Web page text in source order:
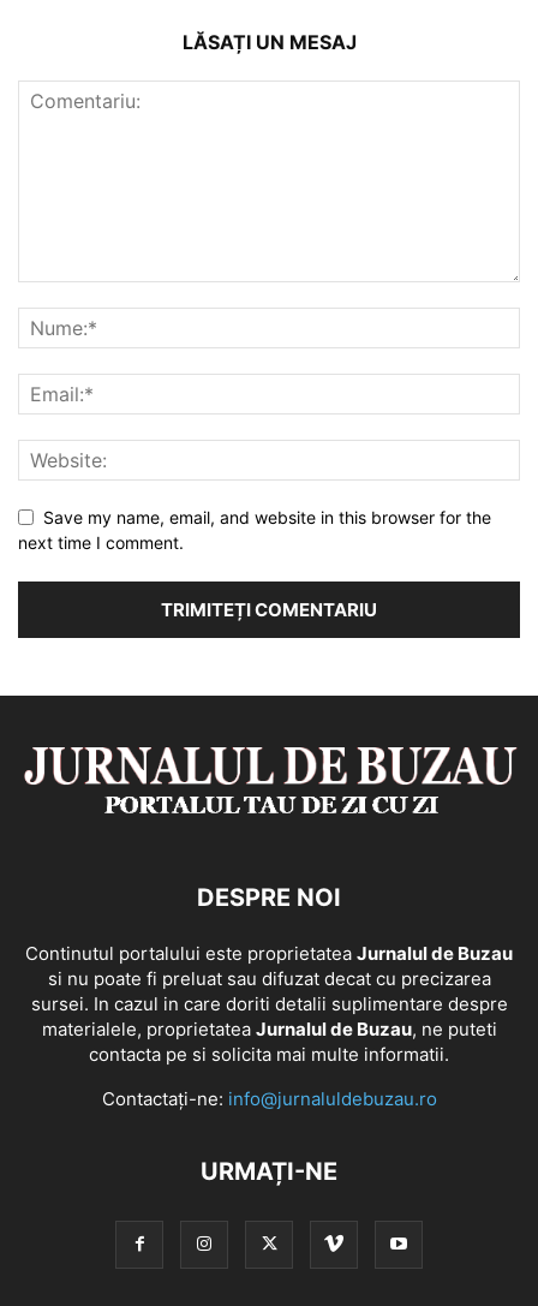
LĂSAȚI UN MESAJ
Save my name, email, and website in this browser for the
next time I comment.
DESPRE NOI
Continutul portalului este proprietatea Jurnalul de Buzau
si nu poate fi preluat sau difuzat decat cu precizarea
sursei. In cazul in care doriti detalii suplimentare despre
materialele, proprietatea Jurnalul de Buzau, ne puteti
contacta pe si solicita mai multe informatii.
Contactați-ne: info@jurnaluldebuzau.ro
URMAȚI-NE